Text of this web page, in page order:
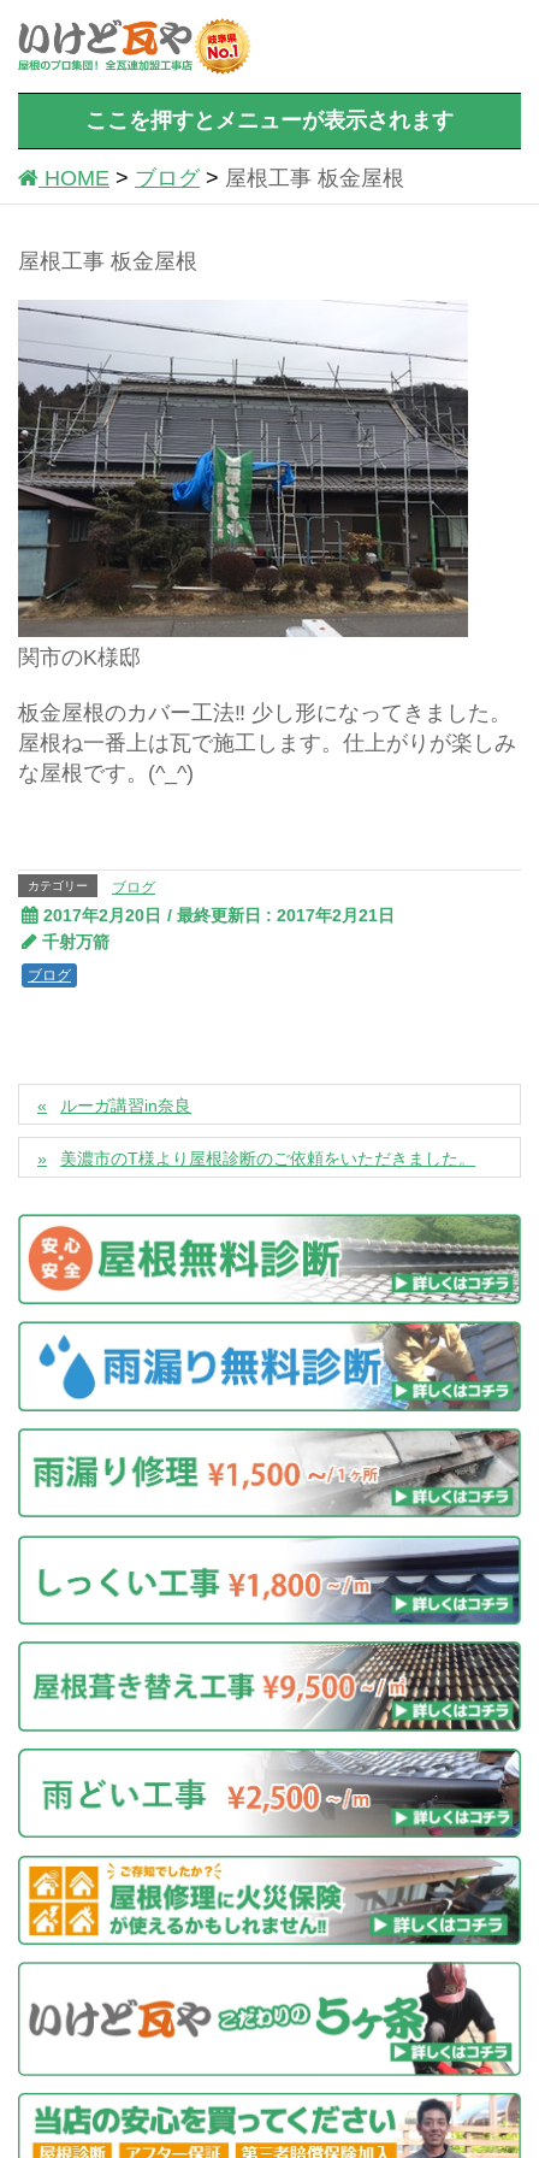
ここを押すとメニューが表示されます
HOME ブログ 屋根工事 板金屋根
屋根工事 板金屋根
関市のK様邸
板金屋根のカバー工法‼ 少し形になってきました。
屋根ね一番上は瓦で施工します。仕上がりが楽しみ
な屋根です。(^_^)
カテゴリー ブログ
2017年2月20日 / 最終更新日 : 2017年2月21日
千射万箭
ブログ
ルーガ講習in奈良
美濃市のT様より屋根診断のご依頼をいただきました。